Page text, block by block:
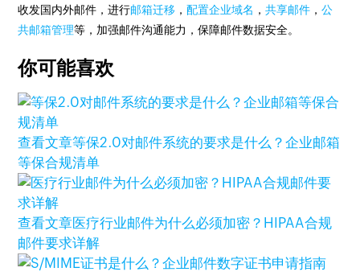
收发国内外邮件，进行邮箱迁移 ，配置企业域名 ，共享邮件 ，公
共邮箱管理等，加强邮件沟通能力，保障邮件数据安全。
你可能喜欢
查看文章等保2.0对邮件系统的要求是什么？企业邮箱
等保合规清单
查看文章医疗行业邮件为什么必须加密？HIPAA合规
邮件要求详解